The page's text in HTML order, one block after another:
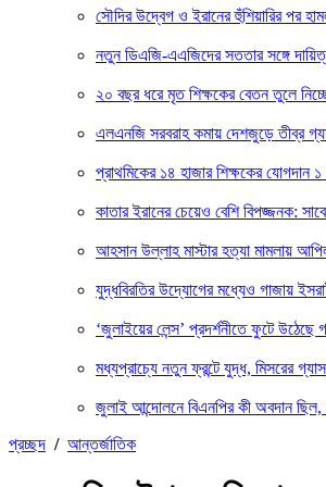
সৌদির উদ্বেগ ও ইরানের হুঁশিয়ারির পর
নতুন ডিএজি-এএজিদের সততার সঙ্গে
২০ বছর ধরে মৃত শিক্ষকের বেতন তুলে
এলএনজি সরবরাহ কমায় দেশজুড়ে তীব্র
প্রাথমিকের ১৪ হাজার শিক্ষকের যোগদান ১
কাতার ইরানের চেয়েও বেশি বিপজ্জনক:
আহসান উল্লাহ মাস্টার হত্যা মামলায়
যুদ্ধবিরতির উদ্যোগের মধ্যেও গাজায়
‘জুলাইয়ের লেন্স’ প্রদর্শনীতে ফুটে
মধ্যপ্রাচ্যে নতুন ফ্রন্টে যুদ্ধ, মিসরের
জুলাই আন্দোলনে বিএনপির কী অবদান ছিল,
প্রচ্ছদ / আন্তর্জাতিক